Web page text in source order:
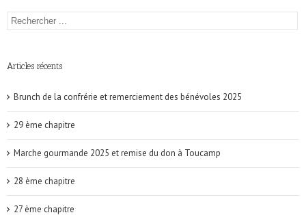
Articles récents
Brunch de la confrérie et remerciement des bénévoles 2025
29 ème chapitre
Marche gourmande 2025 et remise du don à Toucamp
28 ème chapitre
27 ème chapitre